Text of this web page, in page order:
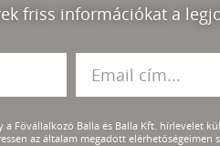
friss információkat a
a Fővállalkozó Balla és Balla Kft. hírlevelet
az általam megadott